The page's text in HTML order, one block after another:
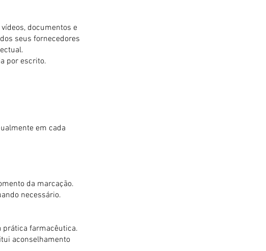
documentos e
seus fornecedores
por escrito.
em cada
da marcação.
necessário.
prática farmacêutica.
aconselhamento